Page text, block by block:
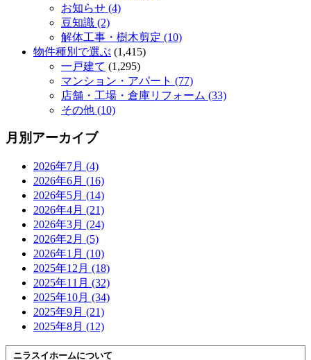
お知らせ (4)
豆知識 (2)
解体工事・樹木剪定 (10)
物件種別で選ぶ (1,415)
一戸建て (1,295)
マンション・アパート (77)
店舗・工場・倉庫リフォーム (33)
その他 (10)
月別アーカイブ
2026年7月 (4)
2026年6月 (16)
2026年5月 (14)
2026年4月 (21)
2026年3月 (24)
2026年2月 (5)
2026年1月 (10)
2025年12月 (18)
2025年11月 (32)
2025年10月 (34)
2025年9月 (21)
2025年8月 (12)
ニラスイホームについて